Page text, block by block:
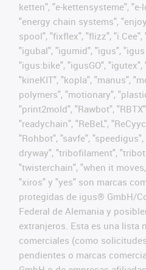
ketten", "e-kettensysteme",
"energy chain systems",
spool", "fixflex", "flizz",
"igubal", "igumid", "igus",
"igus:bike", "igusGO",
"kineKIT", "kopla", "manus",
polymers", "motionary",
"print2mold", "Rawbot",
"readychain", "ReBeL",
"Rohbot", "savfe",
dryway", "tribofilament",
"twisterchain", "when it
"xiros" y "yes" son marcas
protegidas de igus® GmbH/
Federal de Alemania y
extranjeros. Esta es una lista
comerciales (como
pendientes o marcas